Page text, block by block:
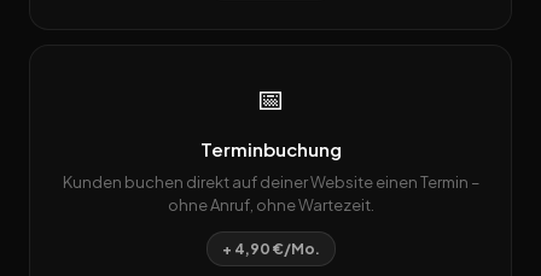
📅
Terminbuchung
Kunden buchen direkt auf deiner Website einen Termin –
ohne Anruf, ohne Wartezeit.
+ 4,90 €/Mo.